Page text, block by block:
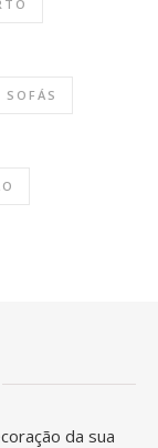
SOFÁS
da sua